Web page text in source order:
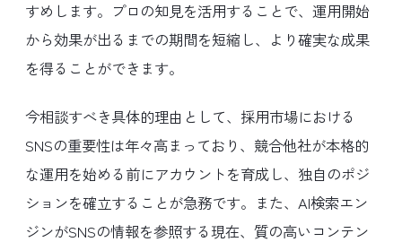
すめします。プロの知見を活用することで、運用開始
から効果が出るまでの期間を短縮し、より確実な成果
を得ることができます。
今相談すべき具体的理由として、採用市場における
SNSの重要性は年々高まっており、競合他社が本格的
な運用を始める前にアカウントを育成し、独自のポジ
ションを確立することが急務です。また、AI検索エン
ジンがSNSの情報を参照する現在、質の高いコンテン